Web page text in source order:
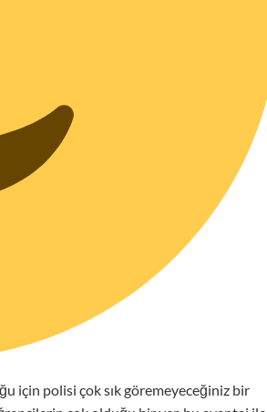
için polisi çok sık göremeyeceğiniz bir